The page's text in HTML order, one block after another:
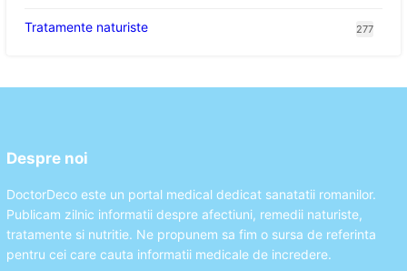
Tratamente naturiste 277
Despre noi
DoctorDeco este un portal medical dedicat sanatatii romanilor.
Publicam zilnic informatii despre afectiuni, remedii naturiste,
tratamente si nutritie. Ne propunem sa fim o sursa de referinta
pentru cei care cauta informatii medicale de incredere.